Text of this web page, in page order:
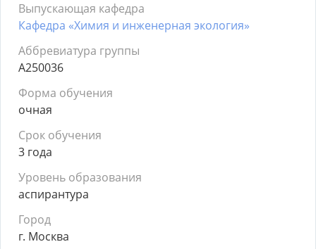
Выпускающая кафедра
Кафедра «Химия и инженерная экология»
Аббревиатура группы
А250036
Форма обучения
очная
Срок обучения
3 года
Уровень образования
аспирантура
Город
г. Москва